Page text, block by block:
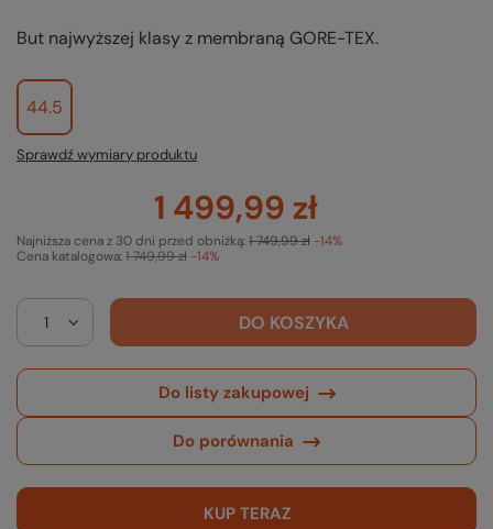
But najwyższej klasy z membraną GORE-TEX.
44.5
Sprawdź wymiary produktu
1 499,99 zł
Cena katalogowa:1 749,99 zł -14%
Najniższa cena z 30 dni przed obniżką:1 749,99 zł -14%
DO KOSZYKA
Do listy zakupowej
Do porównania
KUP TERAZ